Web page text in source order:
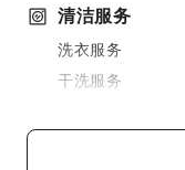
清洁服务
洗衣服务
干洗服务